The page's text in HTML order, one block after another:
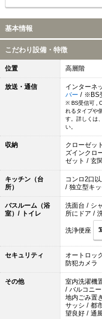
基本情報
こだわり設備・特徴
位置 高層階
放送・通信 インターネ
バー / ※BS
※ BS受信可 ,
れるタイプや
す。詳しくは
い。
収納
クローゼッ
ズインクロ
ゼット / 玄
キッチン（台
所）
コンロ2口
/ 独立型キ
バスルーム（浴
室）/ トイレ
洗面台 / シ
所にドア /
洗浄便座
セキュリティ オートロッ
防犯カメラ
その他
室内洗濯機
/ バルコニ
地内ごみ置
サッシ / 都
望良好 / 通